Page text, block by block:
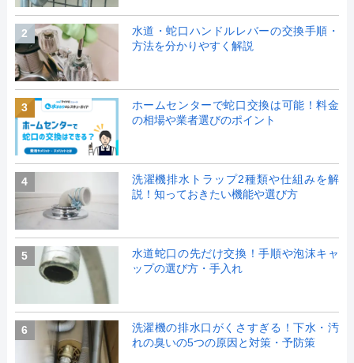
2
水道・蛇口ハンドルレバーの交換手順・
方法を分かりやすく解説
3
ホームセンターで蛇口交換は可能！料金
の相場や業者選びのポイント
4
洗濯機排水トラップ2種類や仕組みを解
説！知っておきたい機能や選び方
5
水道蛇口の先だけ交換！手順や泡沫キャ
ップの選び方・手入れ
6
洗濯機の排水口がくさすぎる！下水・汚
れの臭いの5つの原因と対策・予防策